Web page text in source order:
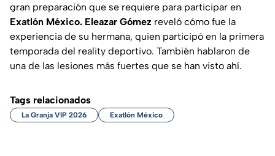
gran preparación que se requiere para participar en
Exatlón México. Eleazar Gómez reveló cómo fue la
experiencia de su hermana, quien participó en la primera
temporada del reality deportivo. También hablaron de
una de las lesiones más fuertes que se han visto ahí.
Tags relacionados
La Granja VIP 2026 Exatlón México